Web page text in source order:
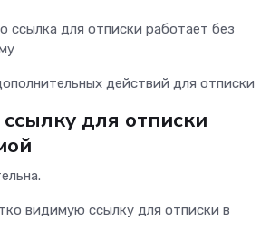
ссылка для отписки работает без
действий для отписки
для отписки
видимую ссылку для отписки в